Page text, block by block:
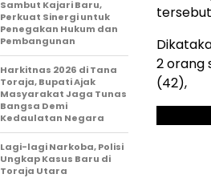
2 orang
(42),
Sambut Kajari Baru,
Perkuat Sinergi untuk
Penegakan Hukum dan
Pembangunan
Harkitnas 2026 di Tana
Toraja, Bupati Ajak
Masyarakat Jaga Tunas
Bangsa Demi
Kedaulatan Negara
Lagi-lagi Narkoba, Polisi
Ungkap Kasus Baru di
Toraja Utara